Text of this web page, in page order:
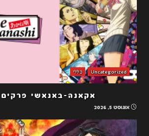
Uncategorized כללי
אקאנה-באנאשי פרקים 6-1
אוגוסט 5, 2026